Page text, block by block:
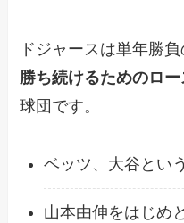
ドジャースは単年勝
勝ち続けるためのロ
球団です。
ベッツ、大谷とい
山本由伸をはじめ